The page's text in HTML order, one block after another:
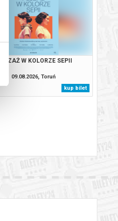
PEJZAŻ W KOLORZE SEPII
09.08.2026, Toruń
kup bilet